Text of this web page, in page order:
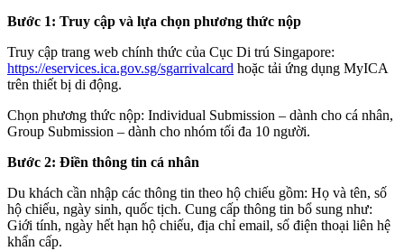
Bước 1: Truy cập và lựa chọn phương thức nộp
Truy cập trang web chính thức của Cục Di trú Singapore:
https://eservices.ica.gov.sg/sgarrivalcard hoặc tải ứng dụng MyICA
trên thiết bị di động.
Chọn phương thức nộp: Individual Submission – dành cho cá nhân,
Group Submission – dành cho nhóm tối đa 10 người.
Bước 2: Điền thông tin cá nhân
Du khách cần nhập các thông tin theo hộ chiếu gồm: Họ và tên, số
hộ chiếu, ngày sinh, quốc tịch. Cung cấp thông tin bổ sung như:
Giới tính, ngày hết hạn hộ chiếu, địa chỉ email, số điện thoại liên hệ
khẩn cấp.